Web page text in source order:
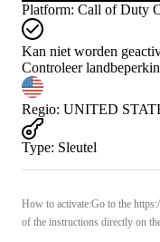
Platform: Call of Duty
Kan niet worden
Controleer
Regio: UNITED
Type: Sleutel
How to activate:Go to the
of the instructions directly on